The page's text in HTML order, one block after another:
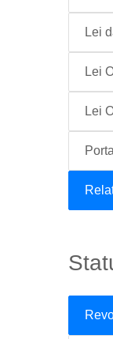
Lei
Lei
Lei